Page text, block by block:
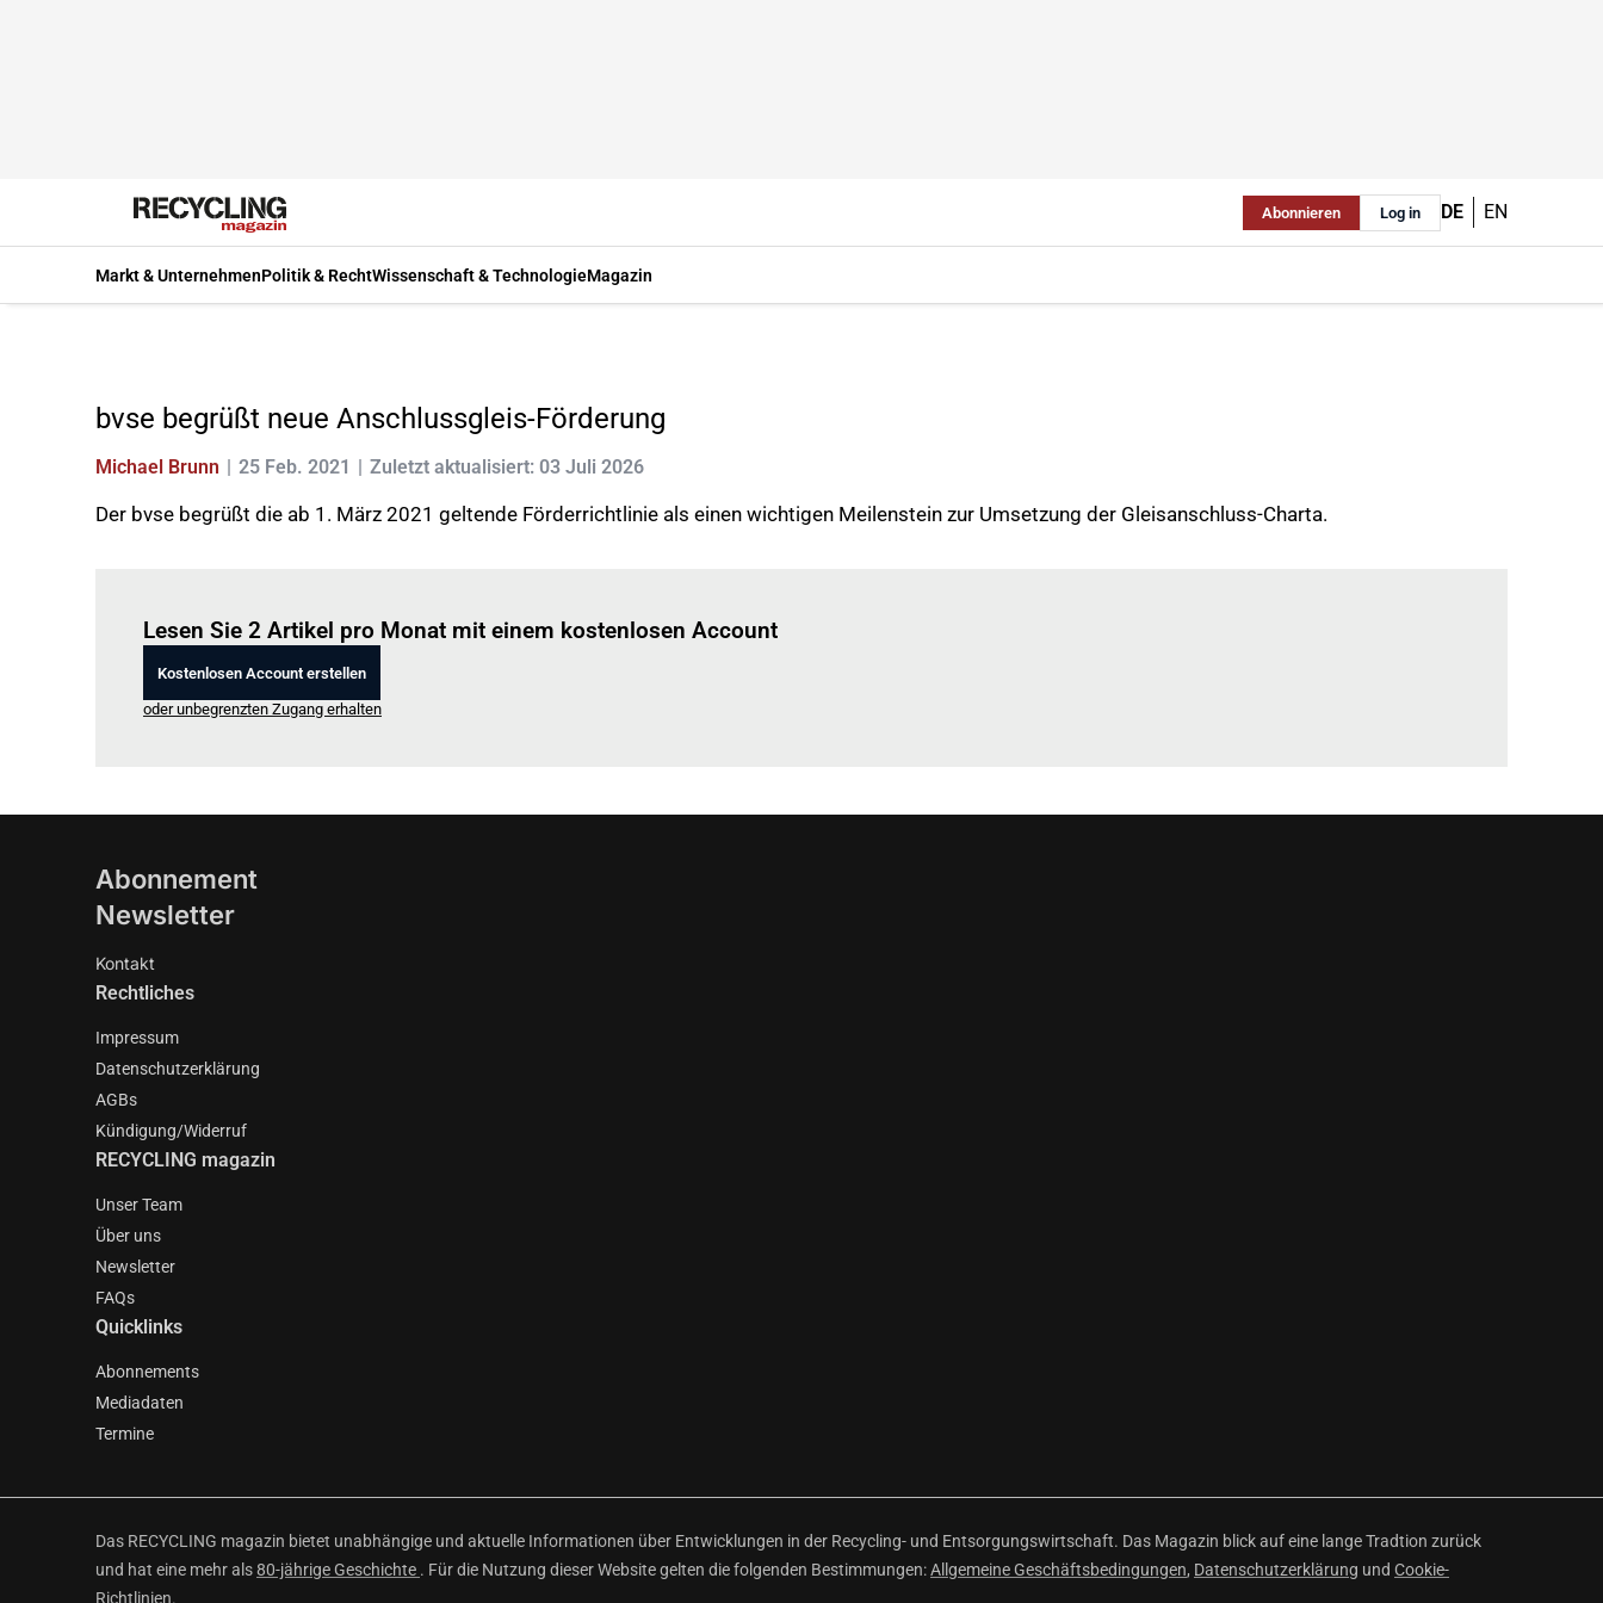
Abonnieren Log in DE EN
Markt & UnternehmenPolitik & RechtWissenschaft & TechnologieMagazin
bvse begrüßt neue Anschlussgleis-Förderung
Michael Brunn 25 Feb. 2021 Zuletzt aktualisiert: 03 Juli 2026
Der bvse begrüßt die ab 1. März 2021 geltende Förderrichtlinie als einen wichtigen Meilenstein zur Umsetzung der Gleisanschluss-Charta.
Lesen Sie 2 Artikel pro Monat mit einem kostenlosen Account
Kostenlosen Account erstellen
oder unbegrenzten Zugang erhalten
Abonnement
Newsletter
Kontakt
Rechtliches
Impressum
Datenschutzerklärung
AGBs
Kündigung/Widerruf
RECYCLING magazin
Unser Team
Über uns
Newsletter
FAQs
Quicklinks
Abonnements
Mediadaten
Termine
Das RECYCLING magazin bietet unabhängige und aktuelle Informationen über Entwicklungen in der Recycling- und Entsorgungswirtschaft. Das Magazin blick auf eine lange Tradtion zurück
und hat eine mehr als80-jährige Geschichte . Für die Nutzung dieser Website gelten die folgenden Bestimmungen:Allgemeine Geschäftsbedingungen, Datenschutzerklärung und Cookie-
Richtlinien.